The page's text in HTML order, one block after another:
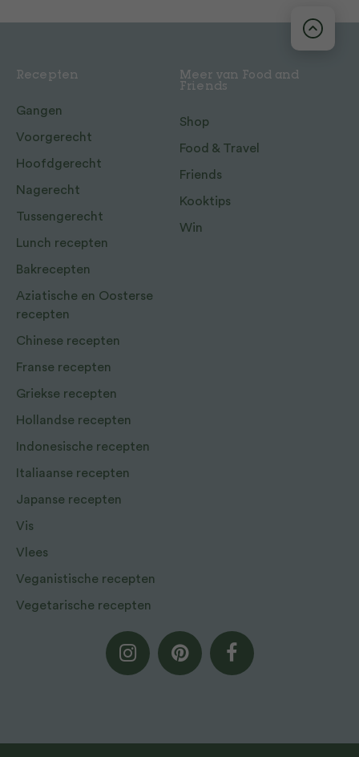
Recepten
Gangen
Voorgerecht
Hoofdgerecht
Nagerecht
Tussengerecht
Lunch recepten
Bakrecepten
Aziatische en Oosterse
recepten
Chinese recepten
Franse recepten
Griekse recepten
Hollandse recepten
Indonesische recepten
Italiaanse recepten
Japanse recepten
Vis
Vlees
Veganistische recepten
Vegetarische recepten
Meer van Food and
Friends
Shop
Food & Travel
Friends
Kooktips
Win